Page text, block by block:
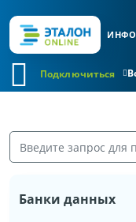
Подключиться
Банки данных